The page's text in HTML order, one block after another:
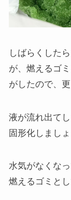
しばらくした
が、燃えるゴ
がしたので、
液が流れ出て
固形化しましょ
水気がなくな
燃えるゴミと